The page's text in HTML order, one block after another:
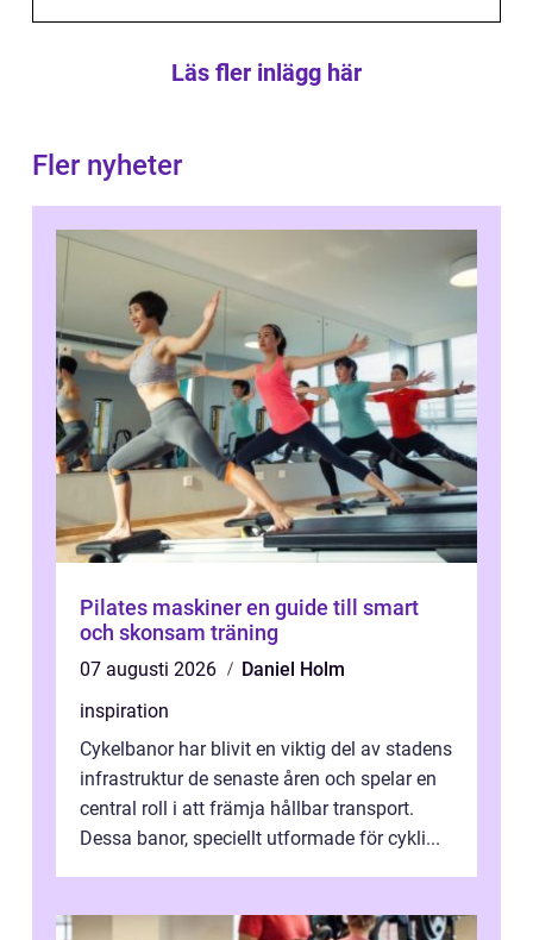
Läs fler inlägg här
Fler nyheter
Pilates maskiner en guide till smart
och skonsam träning
07 augusti 2026
Daniel Holm
inspiration
Cykelbanor har blivit en viktig del av stadens
infrastruktur de senaste åren och spelar en
central roll i att främja hållbar transport.
Dessa banor, speciellt utformade för cykli...